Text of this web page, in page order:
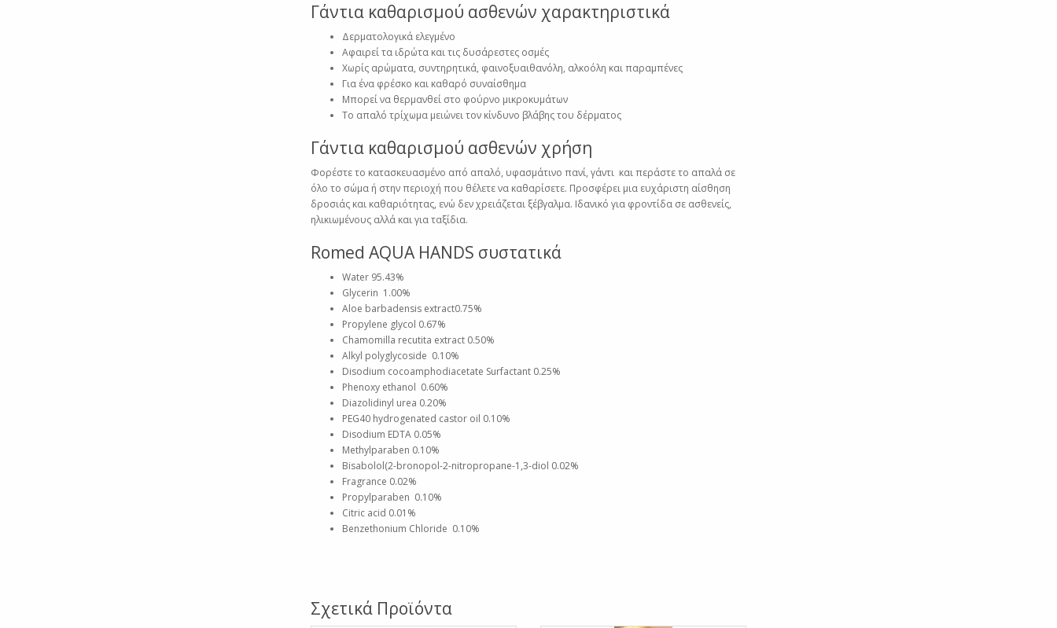
Γάντια καθαρισμού ασθενών χαρακτηριστικά
Δερματολογικά ελεγμένο
Αφαιρεί τα ιδρώτα και τις δυσάρεστες οσμές
Χωρίς αρώματα, συντηρητικά, φαινοξυαιθανόλη, αλκοόλη και παραμπένες
Για ένα φρέσκο ​​και καθαρό συναίσθημα
Μπορεί να θερμανθεί στο φούρνο μικροκυμάτων
Το απαλό τρίχωμα μειώνει τον κίνδυνο βλάβης του δέρματος
Γάντια καθαρισμού ασθενών χρήση
Φορέστε το κατασκευασμένο από απαλό, υφασμάτινο πανί, γάντι και περάστε το απαλά σε
όλο το σώμα ή στην περιοχή που θέλετε να καθαρίσετε. Προσφέρει μια ευχάριστη αίσθηση
δροσιάς και καθαριότητας, ενώ δεν χρειάζεται ξέβγαλμα. Ιδανικό για φροντίδα σε ασθενείς,
ηλικιωμένους αλλά και για ταξίδια.
Romed AQUA HANDS συστατικά
Water 95.43%
Glycerin 1.00%
Aloe barbadensis extract0.75%
Propylene glycol 0.67%
Chamomilla recutita extract 0.50%
Alkyl polyglycoside 0.10%
Disodium cocoamphodiacetate Surfactant 0.25%
Phenoxy ethanol 0.60%
Diazolidinyl urea 0.20%
PEG40 hydrogenated castor oil 0.10%
Disodium EDTA 0.05%
Methylparaben 0.10%
Bisabolol(2-bronopol-2-nitropropane-1,3-diol 0.02%
Fragrance 0.02%
Propylparaben 0.10%
Citric acid 0.01%
Benzethonium Chloride 0.10%
Σχετικά Προϊόντα